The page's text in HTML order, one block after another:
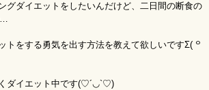
グダイエットをしたいんだけど、二日間の断食の
トをする勇気を出す方法を教えて欲しいですΣ( ꒪
ダイエット中です(♡´◡`♡)